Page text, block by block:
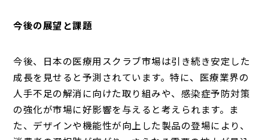
今後の展望と課題
今後、日本の医療用スクラブ市場は引き続き安定した
成長を見せると予測されています。特に、医療業界の
人手不足の解消に向けた取り組みや、感染症予防対策
の強化が市場に好影響を与えると考えられます。ま
た、デザインや機能性が向上した製品の登場により、